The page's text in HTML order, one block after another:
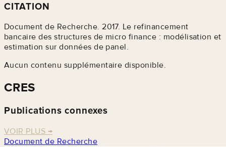
CITATION
Document de Recherche. 2017. Le refinancement
bancaire des structures de micro finance : modélisation et
estimation sur données de panel.
Aucun contenu supplémentaire disponible.
CRES
Publications connexes
VOIR PLUS →
Document de Recherche